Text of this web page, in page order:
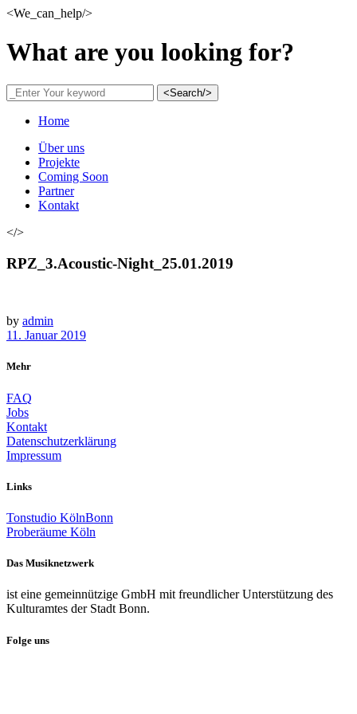
<We_can_help/>
What are you looking for?
<Search/>
Home
Über uns
Projekte
Coming Soon
Partner
Kontakt
</>
RPZ_3.Acoustic-Night_25.01.2019
by admin
11. Januar 2019
Mehr
FAQ
Jobs
Kontakt
Datenschutzerklärung
Impressum
Links
Tonstudio KölnBonn
Proberäume Köln
Das Musiknetzwerk
ist eine gemeinnützige GmbH mit freundlicher Unterstützung des
Kulturamtes der Stadt Bonn.
Folge uns